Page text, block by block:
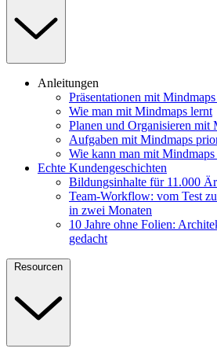
Anleitungen
Präsentationen mit
Wie man mit Mindmaps lernt
Planen und Organisieren mit
Aufgaben mit Mindmaps
Wie kann man mit
Echte Kundengeschichten
Bildungsinhalte für 11.000
Team-Workflow: vom Test
in zwei Monaten
10 Jahre ohne Folien:
gedacht
Resourcen